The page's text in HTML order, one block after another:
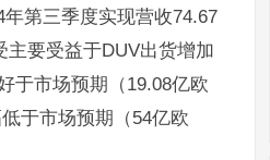
第三季度实现营收74.67
要受益于DUV出货增加
于市场预期（19.08亿欧
于市场预期（54亿欧